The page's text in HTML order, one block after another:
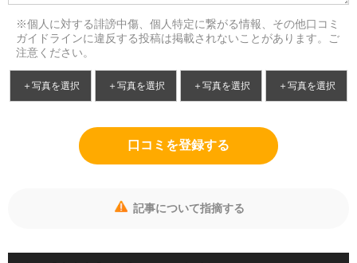
※個人に対する誹謗中傷、個人特定に繋がる情報、その他口コミ
ガイドラインに違反する投稿は掲載されないことがあります。ご
注意ください。
＋写真を選択 ＋写真を選択 ＋写真を選択 ＋写真を選択
口コミを登録する
記事について指摘する